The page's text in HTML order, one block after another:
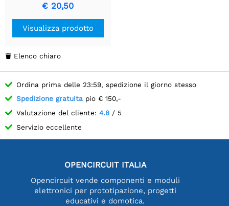
€ 20,50
Visualizza prodotto
 Elenco chiaro
Ordina prima delle 23:59, spedizione il giorno stesso
Spedizione gratuita pio € 150,-
Valutazione del cliente: 4.8 / 5
Servizio eccellente
OPENCIRCUIT ITALIA
Opencircuit vende componenti e moduli
elettronici per prototipazione, progetti
educativi e domotica.